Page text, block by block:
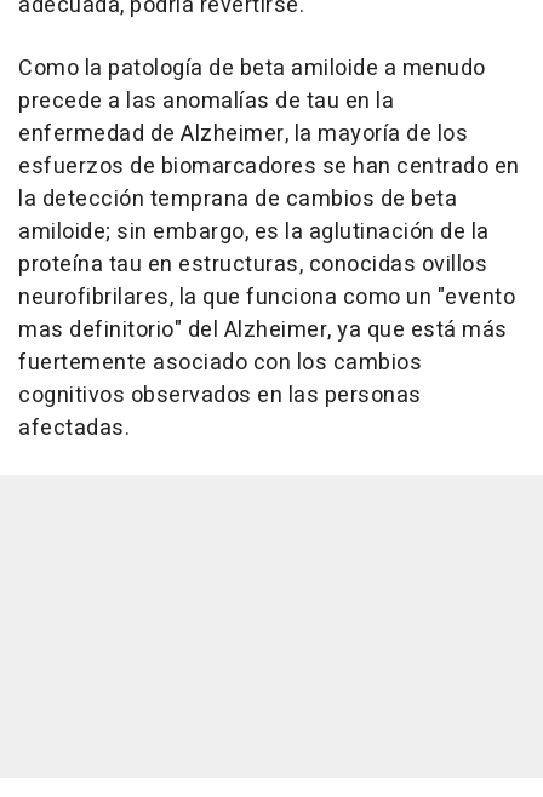
Como la patología de beta amiloide a menudo
precede a las anomalías de tau en la
enfermedad de Alzheimer, la mayoría de los
esfuerzos de biomarcadores se han centrado en
la detección temprana de cambios de beta
amiloide; sin embargo, es la aglutinación de la
proteína tau en estructuras, conocidas ovillos
neurofibrilares, la que funciona como un "evento
mas definitorio" del Alzheimer, ya que está más
fuertemente asociado con los cambios
cognitivos observados en las personas
afectadas.